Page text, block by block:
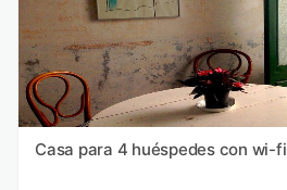
Casa para 4 huéspedes con wi-fi